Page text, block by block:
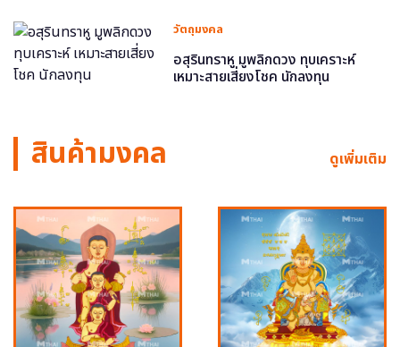
วัตถุมงคล
อสุรินทราหู มูพลิกดวง ทุบเคราะห์
เหมาะสายเสี่ยงโชค นักลงทุน
สินค้ามงคล ดูเพิ่มเติม